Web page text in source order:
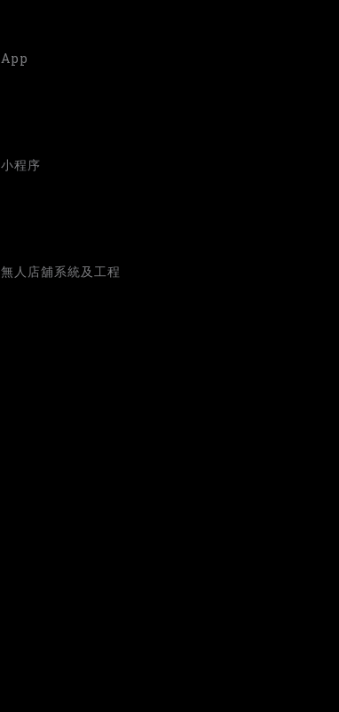
App
小程序
無人店舖系統及工程